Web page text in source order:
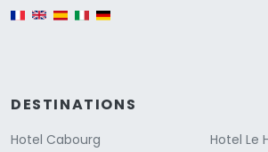
English version
DESTINATIONS
Hotel Cabourg
Hotel Le